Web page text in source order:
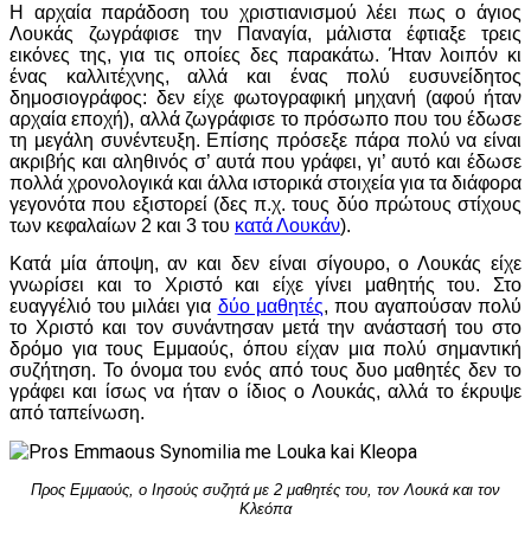
Η αρχαία παράδοση του χριστιανισμού λέει πως ο άγιος
Λουκάς ζωγράφισε την Παναγία, μάλιστα έφτιαξε τρεις
εικόνες της, για τις οποίες δες παρακάτω. Ήταν λοιπόν κι
ένας καλλιτέχνης, αλλά και ένας πολύ ευσυνείδητος
δημοσιογράφος: δεν είχε φωτογραφική μηχανή (αφού ήταν
αρχαία εποχή), αλλά ζωγράφισε το πρόσωπο που του έδωσε
τη μεγάλη συνέντευξη. Επίσης πρόσεξε πάρα πολύ να είναι
ακριβής και αληθινός σ’ αυτά που γράφει, γι’ αυτό και έδωσε
πολλά χρονολογικά και άλλα ιστορικά στοιχεία για τα διάφορα
γεγονότα που εξιστορεί (δες π.χ. τους δύο πρώτους στίχους
των κεφαλαίων 2 και 3 του κατά Λουκάν).
Κατά μία άποψη, αν και δεν είναι σίγουρο, ο Λουκάς είχε
γνωρίσει και το Χριστό και είχε γίνει μαθητής του. Στο
ευαγγέλιό του μιλάει για δύο μαθητές, που αγαπούσαν πολύ
το Χριστό και τον συνάντησαν μετά την ανάστασή του στο
δρόμο για τους Εμμαούς, όπου είχαν μια πολύ σημαντική
συζήτηση. Το όνομα του ενός από τους δυο μαθητές δεν το
γράφει και ίσως να ήταν ο ίδιος ο Λουκάς, αλλά το έκρυψε
από ταπείνωση.
Προς Εμμαούς, ο Ιησούς συζητά με 2 μαθητές του, τον Λουκά και τον
Κλεόπα